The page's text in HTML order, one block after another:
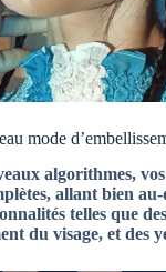
mode
algorithmes,
allant bien
telles que
du visage, et des